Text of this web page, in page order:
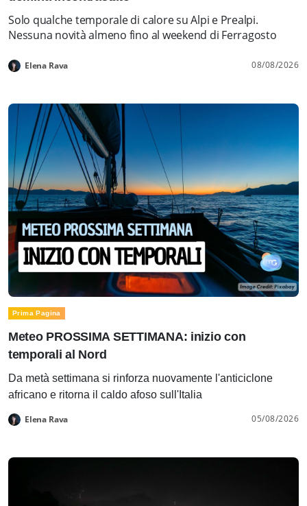
Solo qualche temporale di calore su Alpi e Prealpi.
Nessuna novità almeno fino al weekend di Ferragosto
Elena Rava 08/08/2026
Prima Pagina
Meteo PROSSIMA SETTIMANA: inizio con
temporali al Nord
Da metà settimana si rinforza nuovamente l'anticiclone
africano e ritorna il caldo afoso sull'Italia
Elena Rava 05/08/2026